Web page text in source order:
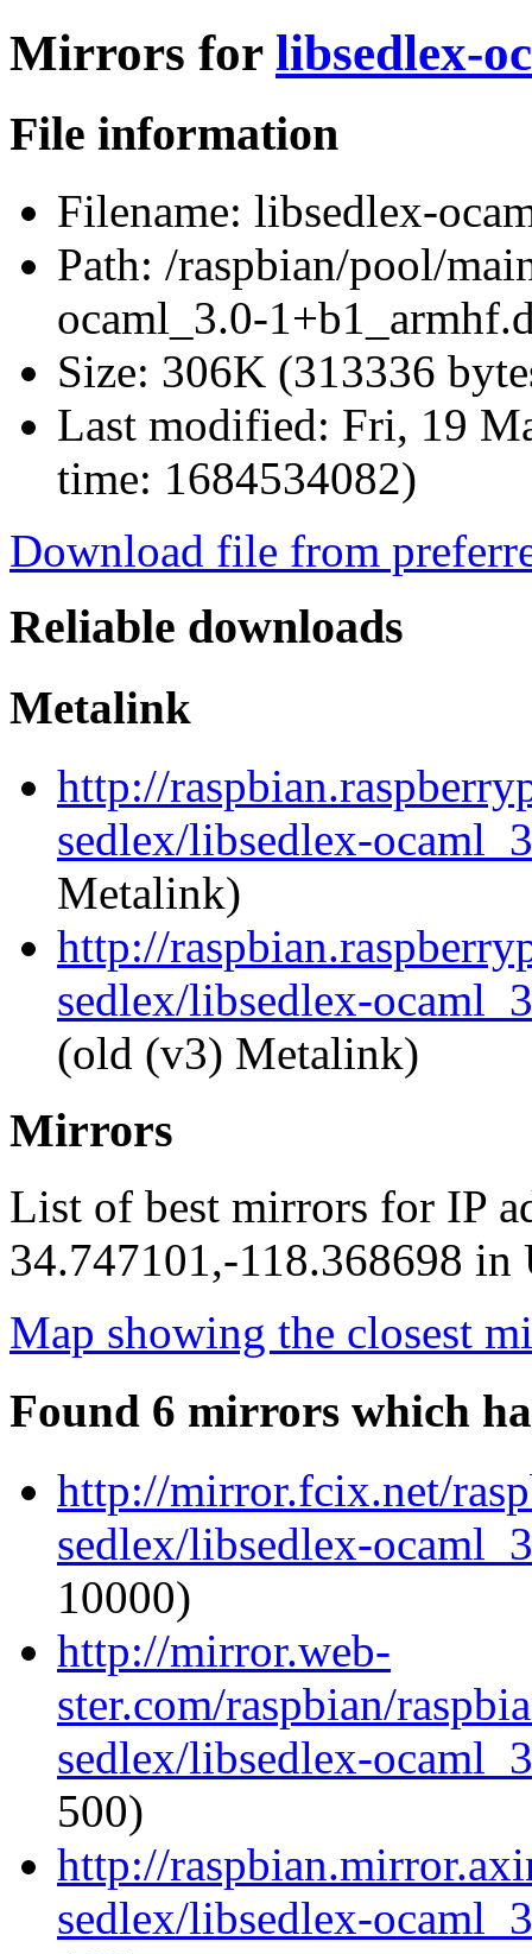
Mirrors for libsedlex-
File information
Filename: libsedlex-
Path: /raspbian/pool/
ocaml_3.0-
Size: 306K (313336
Last modified: Fri, 19
time: 1684534082)
Download file from
Reliable downloads
Metalink
http://
sedlex/libsedlex-
Metalink)
http://
sedlex/libsedlex-
(old (v3) Metalink)
Mirrors
List of best mirrors for IP
34.747101,-118.368698 in
Map showing the closest
Found 6 mirrors which
http://mirror.fcix.net/
sedlex/libsedlex-
10000)
http://mirror.web-
ster.com/raspbian/
sedlex/libsedlex-
500)
http://
sedlex/libsedlex-